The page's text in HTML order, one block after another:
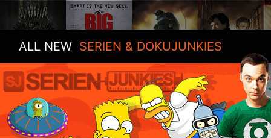
ALL NEW SERIEN & DOKUJUNKIES